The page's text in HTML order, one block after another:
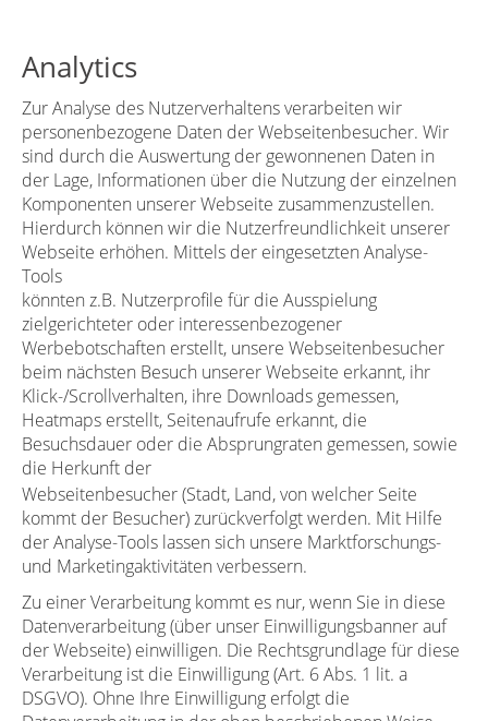
Analytics
Zur Analyse des Nutzerverhaltens verarbeiten wir
personenbezogene Daten der Webseitenbesucher. Wir
sind durch die Auswertung der gewonnenen Daten in
der Lage, Informationen über die Nutzung der einzelnen
Komponenten unserer Webseite zusammenzustellen.
Hierdurch können wir die Nutzerfreundlichkeit unserer
Webseite erhöhen. Mittels der eingesetzten Analyse-
Tools
könnten z.B. Nutzerprofile für die Ausspielung
zielgerichteter oder interessenbezogener
Werbebotschaften erstellt, unsere Webseitenbesucher
beim nächsten Besuch unserer Webseite erkannt, ihr
Klick-/Scrollverhalten, ihre Downloads gemessen,
Heatmaps erstellt, Seitenaufrufe erkannt, die
Besuchsdauer oder die Absprungraten gemessen, sowie
die Herkunft der
Webseitenbesucher (Stadt, Land, von welcher Seite
kommt der Besucher) zurückverfolgt werden. Mit Hilfe
der Analyse-Tools lassen sich unsere Marktforschungs-
und Marketingaktivitäten verbessern.
Zu einer Verarbeitung kommt es nur, wenn Sie in diese
Datenverarbeitung (über unser Einwilligungsbanner auf
der Webseite) einwilligen. Die Rechtsgrundlage für diese
Verarbeitung ist die Einwilligung (Art. 6 Abs. 1 lit. a
DSGVO). Ohne Ihre Einwilligung erfolgt die